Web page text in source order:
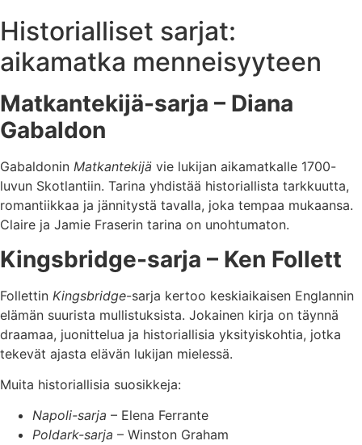
Historialliset sarjat:
aikamatka menneisyyteen
Matkantekijä-sarja – Diana
Gabaldon
Gabaldonin Matkantekijä vie lukijan aikamatkalle 1700-
luvun Skotlantiin. Tarina yhdistää historiallista tarkkuutta,
romantiikkaa ja jännitystä tavalla, joka tempaa mukaansa.
Claire ja Jamie Fraserin tarina on unohtumaton.
Kingsbridge-sarja – Ken Follett
Follettin Kingsbridge-sarja kertoo keskiaikaisen Englannin
elämän suurista mullistuksista. Jokainen kirja on täynnä
draamaa, juonittelua ja historiallisia yksityiskohtia, jotka
tekevät ajasta elävän lukijan mielessä.
Muita historiallisia suosikkeja:
Napoli-sarja – Elena Ferrante
Poldark-sarja – Winston Graham